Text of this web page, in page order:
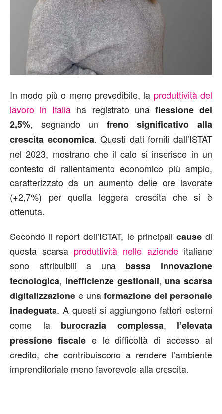
In modo più o meno prevedibile, la produttività del
lavoro in Italia ha registrato una flessione del
2,5%, segnando un freno significativo alla
crescita economica. Questi dati forniti dall’ISTAT
nel 2023, mostrano che il calo si inserisce in un
contesto di rallentamento economico più ampio,
caratterizzato da un aumento delle ore lavorate
(+2,7%) per quella leggera crescita che si è
ottenuta.
Secondo il report dell’ISTAT, le principali causedi
questa scarsa produttività nelle aziende italiane
sono attribuibili a una bassa innovazione
tecnologica, inefficienze gestionali, una scarsa
digitalizzazione e unaformazione del personale
inadeguata. A questi si aggiungono fattori esterni
come la burocrazia complessa, l’elevata
pressione fiscalee le difficoltà di accesso al
credito, che contribuiscono a rendere l’ambiente
imprenditoriale meno favorevole alla crescita.